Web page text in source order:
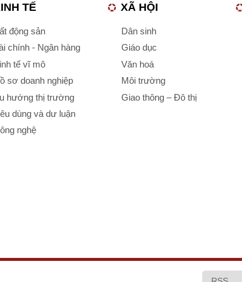
TẾ
động sản
chính - Ngân hàng
tế vĩ mô
sơ doanh nghiệp
hướng thị trường
dùng và dư luận
nghệ
XÃ HỘI
Dân sinh
Giáo dục
Văn hoá
Môi trường
Giao thông – Đô thị